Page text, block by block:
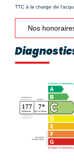
TTC à la charge de
Nos